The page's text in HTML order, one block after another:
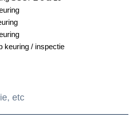
keuring / inspectie